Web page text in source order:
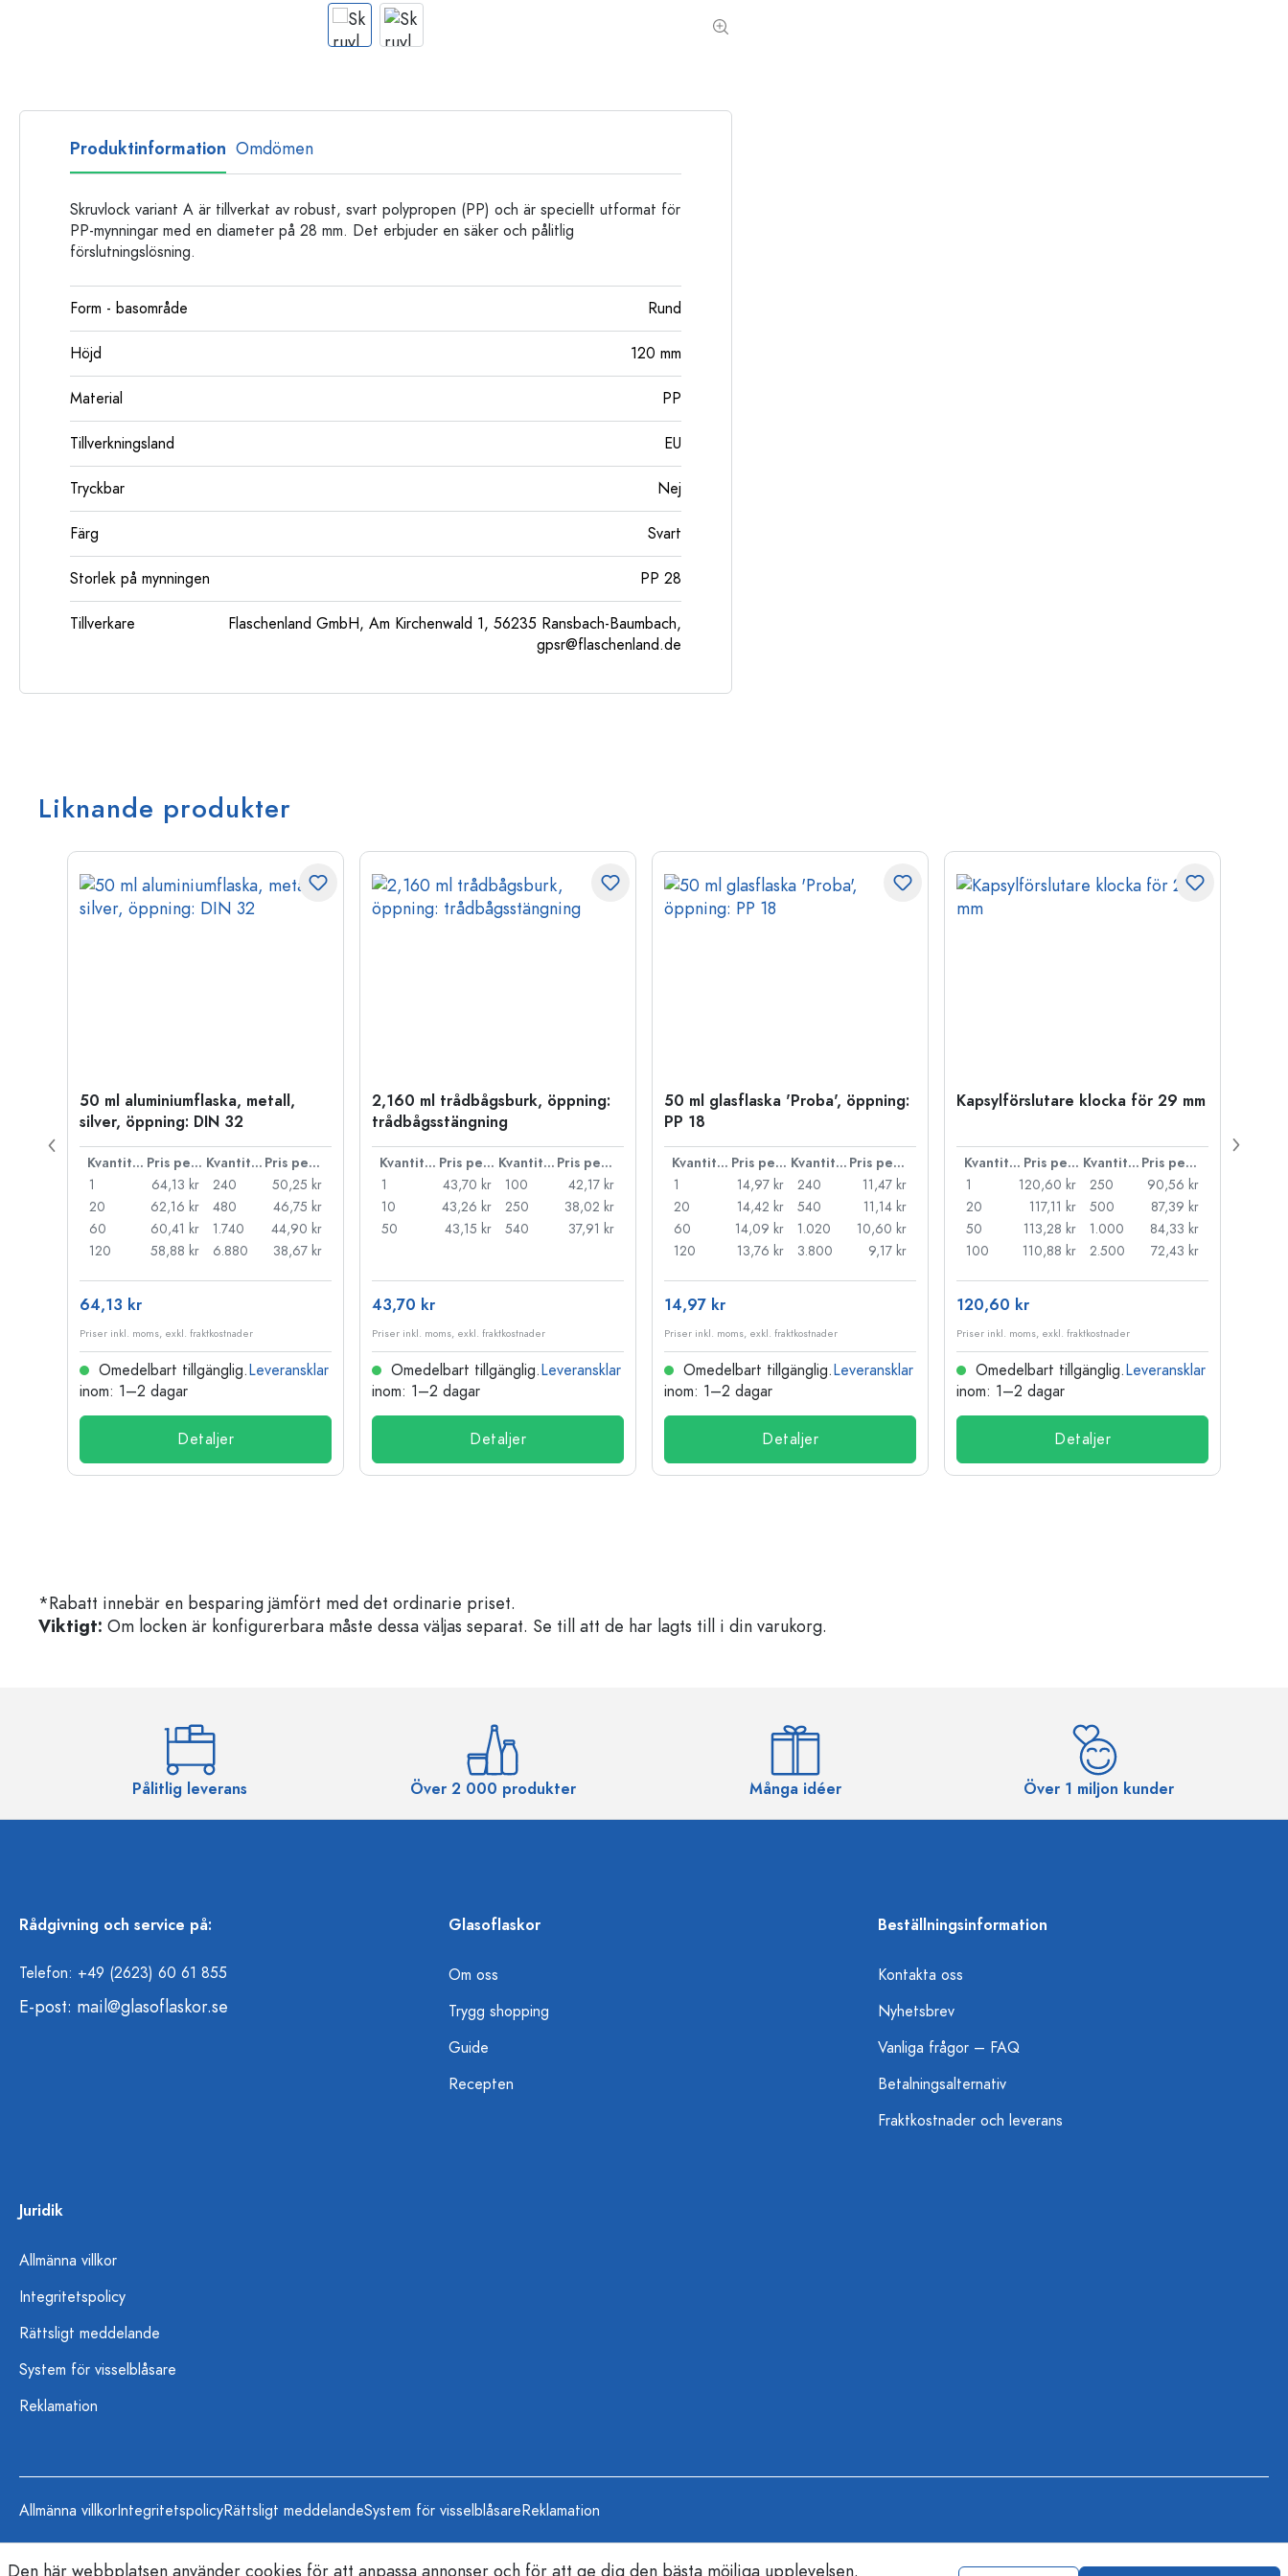
Glasflaskor
Produktinformation Omdömen
Skruvlock variant A är tillverkat av robust, svart polypropen (PP) och är speciellt utformat för
PP-mynningar med en diameter på 28 mm. Det erbjuder en säker och pålitlig
förslutningslösning.
Form - basområde Rund
Höjd 120 mm
Material PP
Tillverkningsland EU
Tryckbar Nej
Färg Svart
Storlek på mynningen PP 28
Tillverkare
Flaschenland GmbH, Am Kirchenwald 1, 56235 Ransbach-Baumbach,
gpsr@flaschenland.de
Liknande produkter
50 ml aluminiumflaska, metall,
silver, öppning: DIN 32
Kvantitet Pris per styck Kvantitet
Pris per styck
1
64,13 kr
20
62,16 kr
60
60,41 kr
120
58,88 kr
240
50,25 kr
480
46,75 kr
1.740
44,90 kr
6.880
38,67 kr
64,13 kr
Priser inkl. moms, exkl. fraktkostnader
Omedelbart tillgänglig.Leveransklar
inom: 1–2 dagar
Detaljer
2,160 ml trådbågsburk, öppning:
trådbågsstängning
Kvantitet Pris per styck Kvantitet
Pris per styck
1
43,70 kr
10
43,26 kr
50
43,15 kr
100
42,17 kr
250
38,02 kr
540
37,91 kr
43,70 kr
Priser inkl. moms, exkl. fraktkostnader
Omedelbart tillgänglig.Leveransklar
inom: 1–2 dagar
Detaljer
50 ml glasflaska 'Proba', öppning:
PP 18
Kvantitet Pris per styck Kvantitet
Pris per styck
1
14,97 kr
20
14,42 kr
60
14,09 kr
120
13,76 kr
240
11,47 kr
540
11,14 kr
1.020
10,60 kr
3.800
9,17 kr
14,97 kr
Priser inkl. moms, exkl. fraktkostnader
Omedelbart tillgänglig.Leveransklar
inom: 1–2 dagar
Detaljer
Kapsylförslutare klocka för 29 mm
Kvantitet Pris per styck Kvantitet
Pris per styck
1
120,60 kr
20
117,11 kr
50
113,28 kr
100
110,88 kr
250
90,56 kr
500
87,39 kr
1.000
84,33 kr
2.500
72,43 kr
120,60 kr
Priser inkl. moms, exkl. fraktkostnader
Omedelbart tillgänglig.Leveransklar
inom: 1–2 dagar
Detaljer
*Rabatt innebär en besparing jämfört med det ordinarie priset.
Viktigt: Om locken är konfigurerbara måste dessa väljas separat. Se till att de har lagts till i din varukorg.
Pålitlig leverans Över 2 000 produkter Många idéer Över 1 miljon kunder
Rådgivning och service på:
Telefon: +49 (2623) 60 61 855
E-post: mail@glasoflaskor.se
Glasoflaskor
Om oss
Trygg shopping
Guide
Recepten
Beställningsinformation
Kontakta oss
Nyhetsbrev
Vanliga frågor – FAQ
Betalningsalternativ
Fraktkostnader och leverans
Juridik
Allmänna villkor
Integritetspolicy
Rättsligt meddelande
System för visselblåsare
Reklamation
Allmänna villkorIntegritetspolicyRättsligt meddelandeSystem för visselblåsareReklamation
Den här webbplatsen använder cookies för att anpassa annonser och för att ge dig den bästa möjliga upplevelsen.